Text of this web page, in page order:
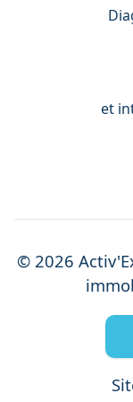
et
© 2026